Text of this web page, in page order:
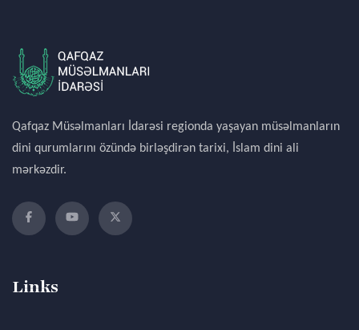
Qafqaz Müsəlmanları İdarəsi regionda yaşayan müsəlmanların
dini qurumlarını özündə birləşdirən tarixi, İslam dini ali
mərkəzdir.
Links